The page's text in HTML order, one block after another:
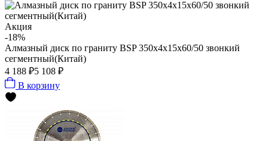
Акция
-18%
Алмазный диск по граниту BSP 350x4x15x60/50 звонкий
сегментный(Китай)
4 188 ₽5 108 ₽
В корзину